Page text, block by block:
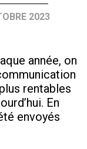
2023
année, on
rentables
En
envoyés